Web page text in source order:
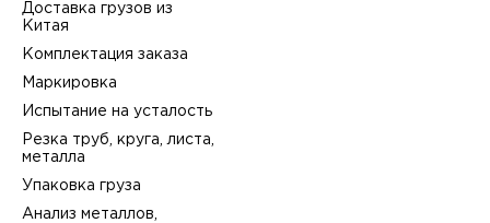
Доставка грузов из
Китая
Комплектация заказа
Маркировка
Испытание на усталость
Резка труб, круга, листа,
металла
Упаковка груза
Анализ металлов,